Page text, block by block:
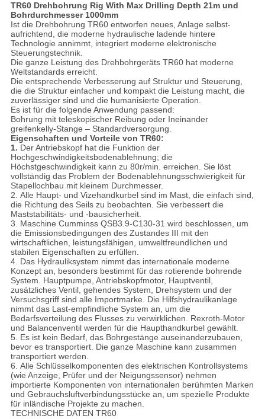
TR60 Drehbohrung Rig With Max Drilling Depth 21m und
Bohrdurchmesser 1000mm
Ist die Drehbohrung TR60 entworfen neues, Anlage selbst-
aufrichtend, die moderne hydraulische ladende hintere
Technologie annimmt, integriert moderne elektronische
Steuerungstechnik.
Die ganze Leistung des Drehbohrgeräts TR60 hat moderne
Weltstandards erreicht.
Die entsprechende Verbesserung auf Struktur und Steuerung,
die die Struktur einfacher und kompakt die Leistung macht, die
zuverlässiger sind und die humanisierte Operation.
Es ist für die folgende Anwendung passend:
Bohrung mit teleskopischer Reibung oder Ineinander
greifenkelly-Stange – Standardversorgung.
Eigenschaften und Vorteile von TR60:
1. Der Antriebskopf hat die Funktion der
Hochgeschwindigkeitsbodenablehnung; die
Höchstgeschwindigkeit kann zu 80r/min. erreichen. Sie löst
vollständig das Problem der Bodenablehnungsschwierigkeit für
Stapellochbau mit kleinem Durchmesser.
2. Alle Haupt- und Vizehandkurbel sind im Mast, die einfach sind,
die Richtung des Seils zu beobachten. Sie verbessert die
Maststabilitäts- und -bausicherheit.
3. Maschine Cumminss QSB3.9-C130-31 wird beschlossen, um
die Emissionsbedingungen des Zustandes III mit den
wirtschaftlichen, leistungsfähigen, umweltfreundlichen und
stabilen Eigenschaften zu erfüllen.
4. Das Hydrauliksystem nimmt das internationale moderne
Konzept an, besonders bestimmt für das rotierende bohrende
System. Hauptpumpe, Antriebskopfmotor, Hauptventil,
zusätzliches Ventil, gehendes System, Drehsystem und der
Versuchsgriff sind alle Importmarke. Die Hilfshydraulikanlage
nimmt das Last-empfindliche System an, um die
Bedarfsverteilung des Flusses zu verwirklichen. Rexroth-Motor
und Balancenventil werden für die Haupthandkurbel gewählt.
5. Es ist kein Bedarf, das Bohrgestänge auseinanderzubauen,
bevor es transportiert. Die ganze Maschine kann zusammen
transportiert werden.
6. Alle Schlüsselkomponenten des elektrischen Kontrollsystems
(wie Anzeige, Prüfer und der Neigungssensor) nehmen
importierte Komponenten von internationalen berühmten Marken
und Gebrauchsluftverbindungsstücke an, um spezielle Produkte
für inländische Projekte zu machen.
TECHNISCHE DATEN TR60